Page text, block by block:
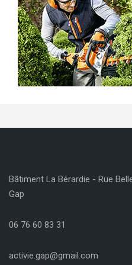
Bâtiment La Bérardie - Rue
Gap
06 76 60 83 31
activie.gap@gmail.com